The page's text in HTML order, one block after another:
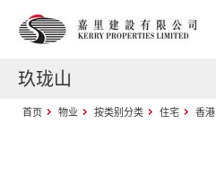
玖珑山
首页 物业 按类别分类 住宅 香港